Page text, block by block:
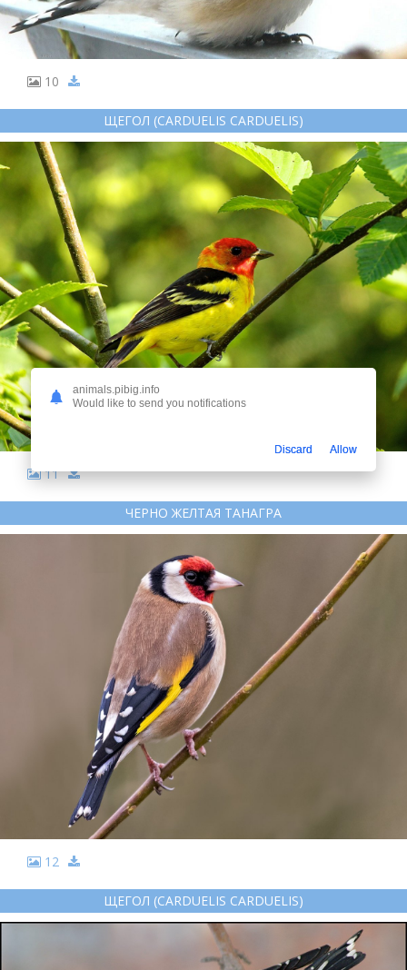
10
ЩЕГОЛ (CARDUELIS CARDUELIS)
11
ЧЕРНО ЖЕЛТАЯ ТАНАГРА
12
ЩЕГОЛ (CARDUELIS CARDUELIS)
animals.pibig.info
Would like to send you notifications
Discard Allow